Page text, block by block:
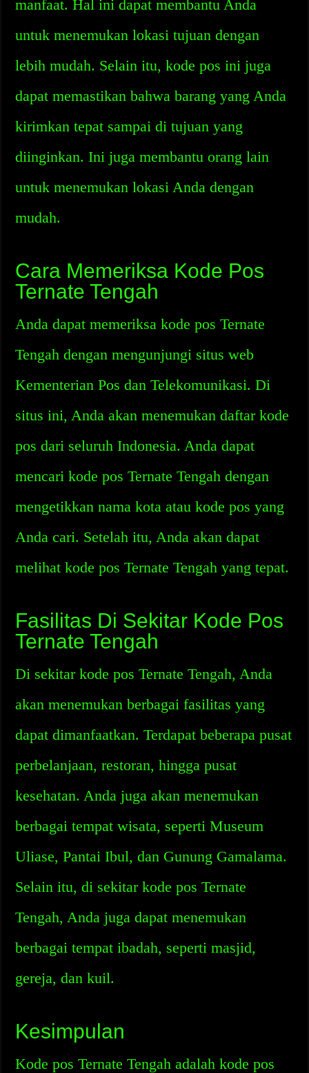
manfaat. Hal ini dapat membantu Anda
untuk menemukan lokasi tujuan dengan
lebih mudah. Selain itu, kode pos ini juga
dapat memastikan bahwa barang yang Anda
kirimkan tepat sampai di tujuan yang
diinginkan. Ini juga membantu orang lain
untuk menemukan lokasi Anda dengan
mudah.
Cara Memeriksa Kode Pos
Ternate Tengah
Anda dapat memeriksa kode pos Ternate
Tengah dengan mengunjungi situs web
Kementerian Pos dan Telekomunikasi. Di
situs ini, Anda akan menemukan daftar kode
pos dari seluruh Indonesia. Anda dapat
mencari kode pos Ternate Tengah dengan
mengetikkan nama kota atau kode pos yang
Anda cari. Setelah itu, Anda akan dapat
melihat kode pos Ternate Tengah yang tepat.
Fasilitas Di Sekitar Kode Pos
Ternate Tengah
Di sekitar kode pos Ternate Tengah, Anda
akan menemukan berbagai fasilitas yang
dapat dimanfaatkan. Terdapat beberapa pusat
perbelanjaan, restoran, hingga pusat
kesehatan. Anda juga akan menemukan
berbagai tempat wisata, seperti Museum
Uliase, Pantai Ibul, dan Gunung Gamalama.
Selain itu, di sekitar kode pos Ternate
Tengah, Anda juga dapat menemukan
berbagai tempat ibadah, seperti masjid,
gereja, dan kuil.
Kesimpulan
Kode pos Ternate Tengah adalah kode pos